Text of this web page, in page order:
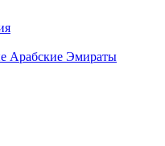
Арабские Эмираты